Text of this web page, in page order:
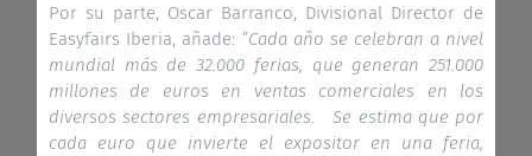
Por su parte, Oscar Barranco, Divisional Director de
Easyfairs Iberia, añade: ”Cada año se celebran a nivel
mundial más de 32.000 ferias, que generan 251.000
millones de euros en ventas comerciales en los
diversos sectores empresariales. Se estima que por
cada euro que invierte el expositor en una feria,